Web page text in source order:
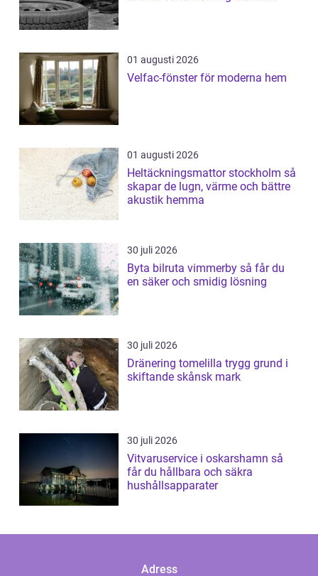
01 augusti 2026
Velfac-fönster för moderna hem
01 augusti 2026
Heltäckningsmattor stockholm så
skapar de lugn, värme och bättre
akustik hemma
30 juli 2026
Byta bilruta vimmerby så får du
en säker och smidig lösning
30 juli 2026
Dränering tomelilla trygg grund i
skiftande skånsk mark
30 juli 2026
Vitvaruservice i oskarshamn så
får du hållbara och säkra
hushållsapparater
Adress